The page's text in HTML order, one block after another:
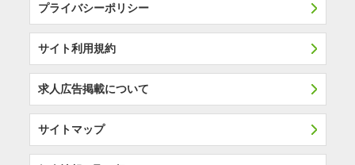
プライバシーポリシー
サイト利用規約
求人広告掲載について
サイトマップ